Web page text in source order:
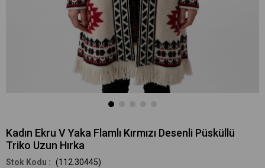
Kadın Ekru V Yaka Flamlı Kırmızı Desenli Püsküllü
Triko Uzun Hırka
(112.30445)